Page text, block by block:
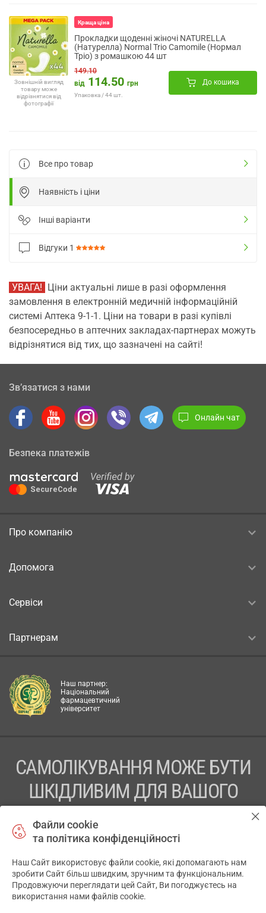
Зовнішній вигляд
товару може
відрізнятися від
фотографії
Краща ціна
Прокладки щоденні жіночі NATURELLA
(Натурелла) Normal Trio Camomile (Нормал
Тріо) з ромашкою 44 шт
149.10
від 114.50 грн
Упаковка / 44 шт.
До кошика
Все про товар
Наявність і ціни
Інші варіанти
Відгуки 1
УВАГА! Ціни актуальні лише в разі оформлення
замовлення в електронній медичній інформаційній
системі Аптека 9-1-1. Ціни на товари в разі купівлі
безпосередньо в аптечних закладах-партнерах можуть
відрізнятися від тих, що зазначені на сайті!
Зв’язатися з нами
Онлайн чат
Безпека платежів
Про компанію
Допомога
Сервіси
Партнерам
Наш партнер:
Національний
фармацевтичний
університет
САМОЛІКУВАННЯ МОЖЕ БУТИ
ШКІДЛИВИМ ДЛЯ ВАШОГО
ПЕРЕД ЗАСТОСУВАННЯМ ПРЕПАРАТУ ПРОКОНСУЛЬТУЙТЕСЬ
ТОВ «АПТЕКА 911.ЮА» Код ЄДРПОУ 43631965.
Відмова від відповідальності
Файли cookie
та політика конфіденційності
Наш Сайт використовує файли cookie, які допомагають нам
зробити Сайт більш швидким, зручним та функціональним.
Продовжуючи переглядати цей Сайт, Ви погоджуєтесь на
використання нами файлів cookie.
✕